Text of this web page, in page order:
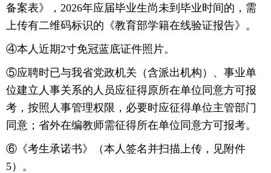
备案表》，2026年应届毕业生尚未到毕业时间的，需
上传有二维码标识的《教育部学籍在线验证报告》。
④本人近期2寸免冠蓝底证件照片。
⑤应聘时已与我省党政机关（含派出机构）、事业单
位建立人事关系的人员应征得原所在单位同意方可报
考，按照人事管理权限，必要时应征得单位主管部门
同意；省外在编教师需征得所在单位同意方可报考。
⑥《考生承诺书》（本人签名并扫描上传，见附件
5）。